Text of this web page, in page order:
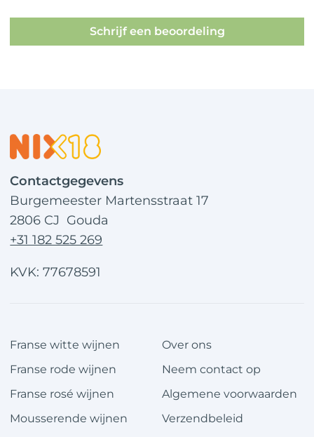
Schrijf een beoordeling
Contactgegevens
Burgemeester Martensstraat 17
2806 CJ Gouda
+31 182 525 269
KVK: 77678591
Franse witte wijnen
Franse rode wijnen
Franse rosé wijnen
Mousserende wijnen
Over ons
Neem contact op
Algemene voorwaarden
Verzendbeleid